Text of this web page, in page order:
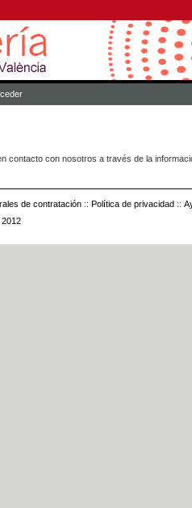
contacto con nosotros a través de la
de contratación :: Política de privacidad ::